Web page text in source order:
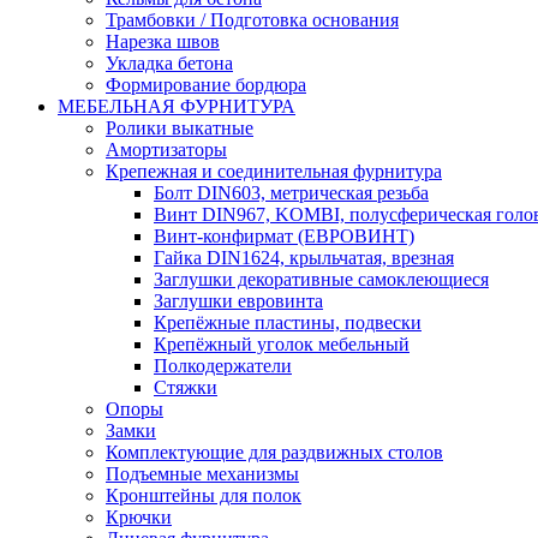
Трамбовки / Подготовка основания
Нарезка швов
Укладка бетона
Формирование бордюра
МЕБЕЛЬНАЯ ФУРНИТУРА
Ролики выкатные
Амортизаторы
Крепежная и соединительная фурнитура
Болт DIN603, метрическая резьба
Винт DIN967, KOMBI, полусферическая
Винт-конфирмат (ЕВРОВИНТ)
Гайка DIN1624, крыльчатая, врезная
Заглушки декоративные самоклеющиеся
Заглушки евровинта
Крепёжные пластины, подвески
Крепёжный уголок мебельный
Полкодержатели
Стяжки
Опоры
Замки
Комплектующие для раздвижных столов
Подъемные механизмы
Кронштейны для полок
Крючки